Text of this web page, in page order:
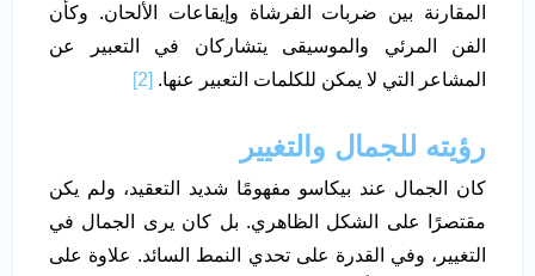
المقارنة بين ضربات الفرشاة وإيقاعات الألحان. وكأن
الفن المرئي والموسيقى يتشاركان في التعبير عن
المشاعر التي لا يمكن للكلمات التعبير عنها. [2]
رؤيته للجمال والتغيير
كان الجمال عند بيكاسو مفهومًا شديد التعقيد، ولم يكن
مقتصرًا على الشكل الظاهري. بل كان يرى الجمال في
التغيير، وفي القدرة على تحدي النمط السائد. علاوة على